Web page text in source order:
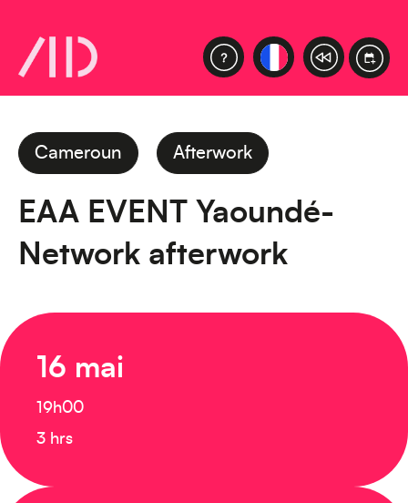
Cameroun Afterwork
EAA EVENT Yaoundé-
Network afterwork
16 mai
19h00
3 hrs